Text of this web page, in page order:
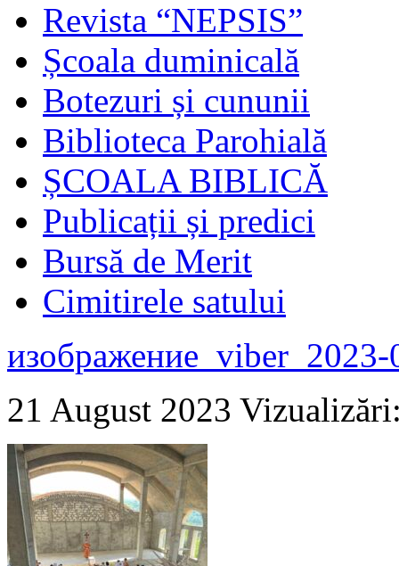
Revista “NEPSIS”
Școala duminicală
Botezuri și cununii
Biblioteca Parohială
ȘCOALA BIBLICĂ
Publicații și predici
Bursă de Merit
Cimitirele satului
21 August 2023